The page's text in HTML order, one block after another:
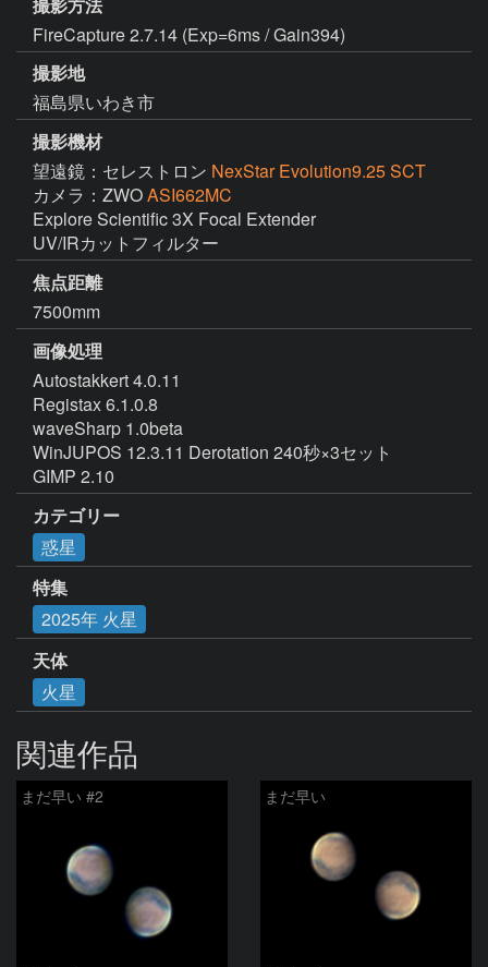
FireCapture 2.7.14 (Exp=6ms / Gain394)
撮影地
福島県いわき市
撮影機材
望遠鏡：セレストロン NexStar Evolution9.25 SCT
カメラ：ZWOASI662MC
Explore Scientific 3X Focal Extender
UV/IRカットフィルター
焦点距離
7500mm
画像処理
Autostakkert 4.0.11
Registax 6.1.0.8
waveSharp 1.0beta
WinJUPOS 12.3.11 Derotation 240秒×3セット
GIMP 2.10
カテゴリー
惑星
特集
2025年 火星
天体
火星
関連作品
まだ早い #2 まだ早い